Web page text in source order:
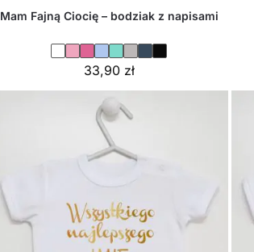
Mam Fajną Ciocię – bodziak z napisami
33,90 zł